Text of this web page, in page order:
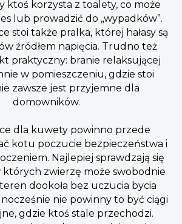
ktoś korzysta z toalety, co może
lub prowadzić do „wypadków”.
stoi także pralka, której hałasy są
źródłem napięcia. Trudno też
praktyczny: branie relaksującej
w pomieszczeniu, gdzie stoi
zawsze jest przyjemne dla
domowników.
dla kuwety powinno przede
kotu poczucie bezpieczeństwa i
Najlepiej sprawdzają się
których zwierzę może swobodnie
dookoła bez uczucia bycia
nie powinny to być ciągi
gdzie ktoś stale przechodzi.